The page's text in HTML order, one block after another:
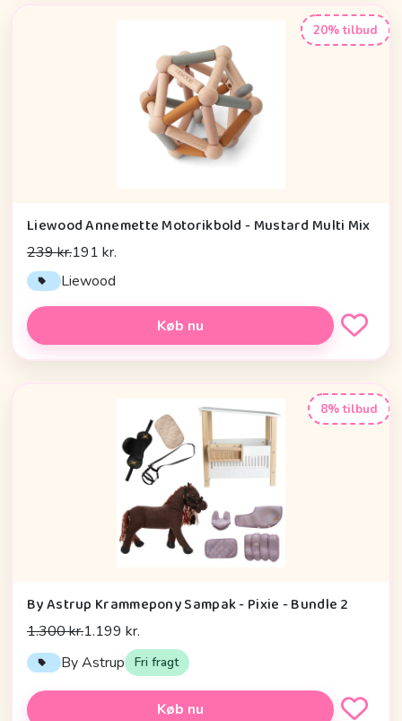
20% tilbud
Liewood Annemette Motorikbold - Mustard Multi Mix
239 kr.191 kr.
Liewood
Køb nu
8% tilbud
By Astrup Krammepony Sampak - Pixie - Bundle 2
1.300 kr.1.199 kr.
By Astrup Fri fragt
Køb nu